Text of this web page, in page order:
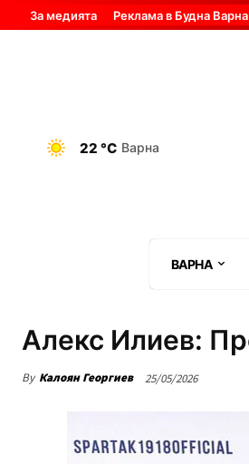
За медията Реклама в Будна Варна
22 °C Варна
ВАРНА
Алекс Илиев:
By Калоян Георгиев 25/05/2026